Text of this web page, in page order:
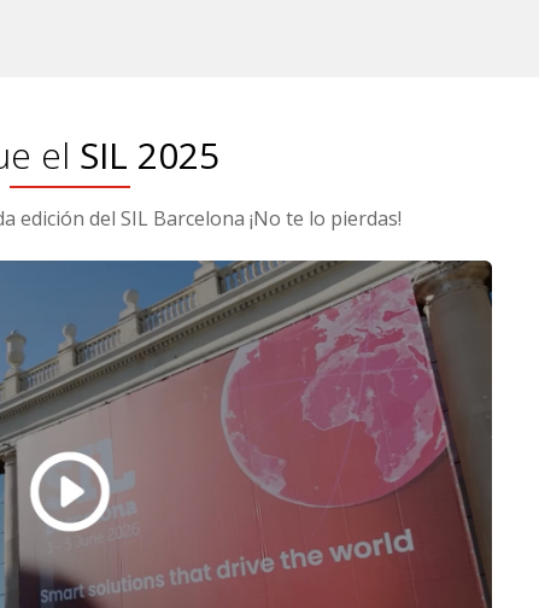
el SIL 2025
edición del SIL Barcelona ¡No te lo pierdas!